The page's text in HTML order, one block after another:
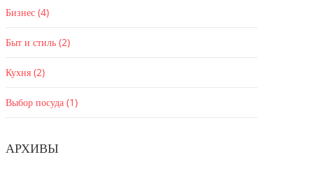
Бизнес (4)
Быт и стиль (2)
Кухня (2)
Выбор посуда (1)
АРХИВЫ